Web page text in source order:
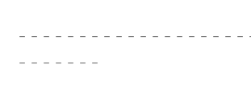
－－－－－－－－－－－－－－－－－－－
－－－－－－－